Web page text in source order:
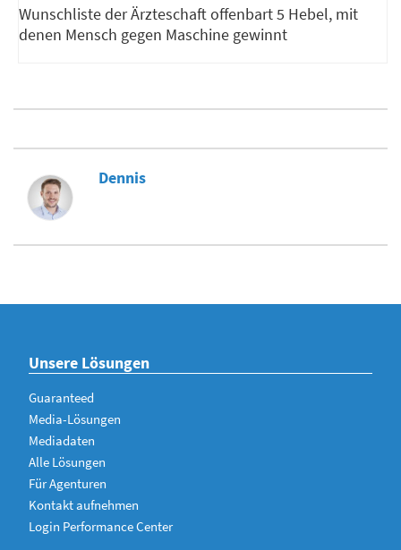
Wunschliste der Ärzteschaft offenbart 5 Hebel, mit
denen Mensch gegen Maschine gewinnt
Dennis
Unsere Lösungen
Guaranteed
Media-Lösungen
Mediadaten
Alle Lösungen
Für Agenturen
Kontakt aufnehmen
Login Performance Center